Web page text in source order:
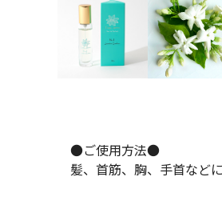
●ご使用方法●
髪、首筋、胸、手首など